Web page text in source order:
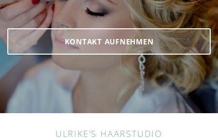
KONTAKT AUFNEHMEN
ULRIKE'S HAARSTUDIO